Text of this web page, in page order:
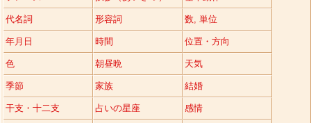
代名詞 形容詞 数, 単位
年月日 時間 位置・方向
色 朝昼晩 天気
季節 家族 結婚
干支・十二支 占いの星座 感情